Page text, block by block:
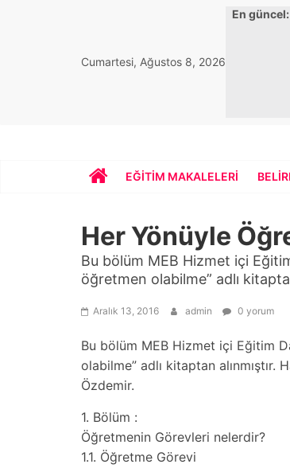
Cumartesi, Ağustos 8, 2026
En güncel:
EĞITIM MAKALELERI
Her Yönüyle
Bu bölüm MEB Hizmet içi
öğretmen olabilme” adlı
Aralık 13, 2016 admin 0 yorum
Bu bölüm MEB Hizmet içi Eğitim
olabilme” adlı kitaptan alınmıştır.
Özdemir.
1. Bölüm :
Öğretmenin Görevleri nelerdir?
1.1. Öğretme Görevi